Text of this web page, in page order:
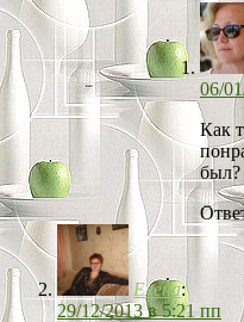
06/
Как
был?
Елена:
29/12/2013 в 5:21 пп